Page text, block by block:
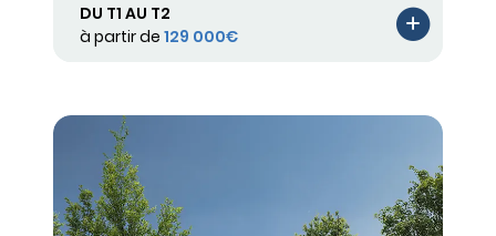
DU T1 AU T2
à partir de 129 000€